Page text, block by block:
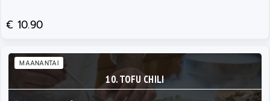
€ 10.90
10. TOFU CHILI
MAANANTAI